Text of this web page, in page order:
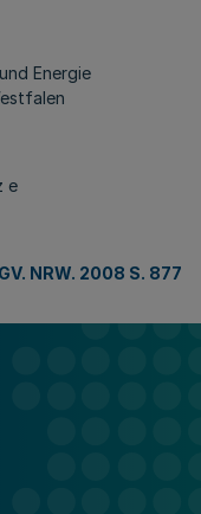
Energie
e
GV. NRW. 2008 S. 877